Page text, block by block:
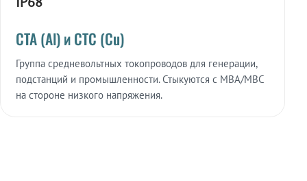
СТА (Al) и СТС (Cu)
Группа средневольтных токопроводов для генерации,
подстанций и промышленности. Стыкуются с МВА/МВС
на стороне низкого напряжения.